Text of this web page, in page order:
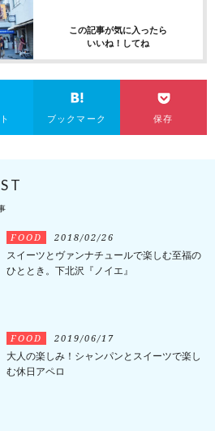
この記事が気に入ったら
いいね！してね
ブックマーク 保存
FOOD 2018/02/26
スイーツとヴァンナチュールで楽しむ至福の
ひととき。下北沢『ノイエ』
FOOD 2019/06/17
大人の楽しみ！シャンパンとスイーツで楽し
む休日アペロ